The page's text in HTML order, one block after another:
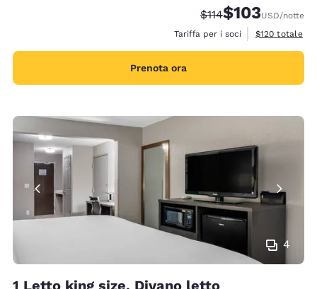
Tariffa di barratura:
$114Tariffa scontata:
$103USD/notte
Tariffa per i soci
Visualizza i
$120 totale
Prenota ora
4
1 Letto king size, Divano letto